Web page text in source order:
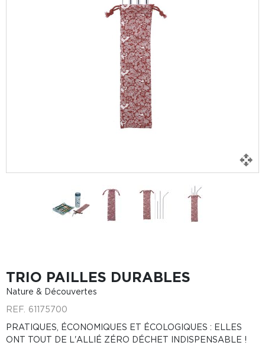
TRIO PAILLES DURABLES
Nature & Découvertes
REF. 61175700
PRATIQUES, ÉCONOMIQUES ET ÉCOLOGIQUES : ELLES
ONT TOUT DE L'ALLIÉ ZÉRO DÉCHET INDISPENSABLE !